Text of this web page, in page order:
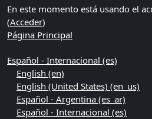
En este momento está usando el
(Acceder)
Página Principal
Español - Internacional ‎(es)‎
English ‎(en)‎
English (United States) ‎(en_us)‎
Español - Argentina ‎(es_ar)‎
Español - Internacional ‎(es)‎